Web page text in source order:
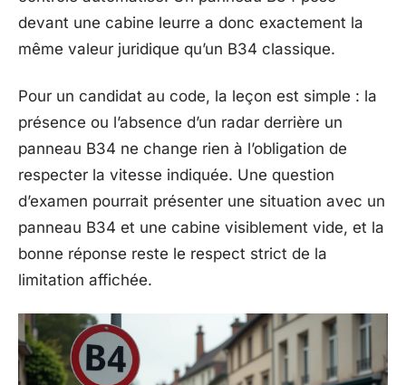
devant une cabine leurre a donc exactement la
même valeur juridique qu’un B34 classique.
Pour un candidat au code, la leçon est simple : la
présence ou l’absence d’un radar derrière un
panneau B34 ne change rien à l’obligation de
respecter la vitesse indiquée. Une question
d’examen pourrait présenter une situation avec un
panneau B34 et une cabine visiblement vide, et la
bonne réponse reste le respect strict de la
limitation affichée.